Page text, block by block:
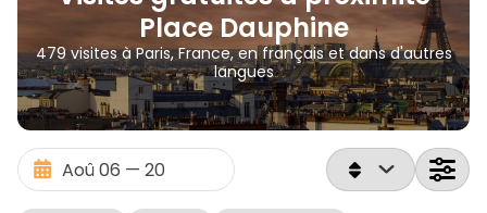
Place Dauphine
479 visites à Paris, France, en français et dans d'autres
langues